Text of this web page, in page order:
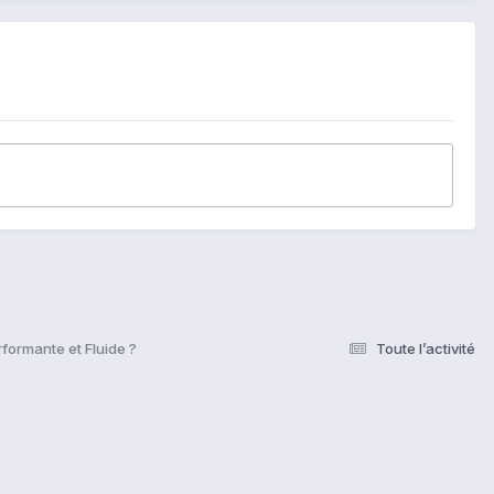
Toute l’activité
et Fluide ?